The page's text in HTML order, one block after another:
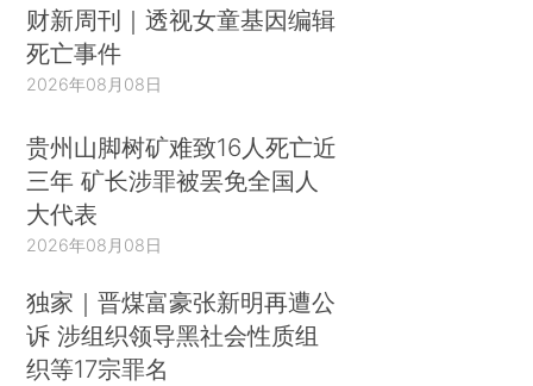
财新周刊｜透视女童基因编辑
死亡事件
2026年08月08日
贵州山脚树矿难致16人死亡近
三年 矿长涉罪被罢免全国人
大代表
2026年08月08日
独家｜晋煤富豪张新明再遭公
诉 涉组织领导黑社会性质组
织等17宗罪名